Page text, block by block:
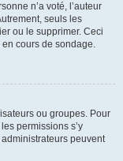
n’a voté, l’auteur
seuls les
ou le supprimer. Ceci
cours de sondage.
ou groupes. Pour
permissions s’y
peuvent